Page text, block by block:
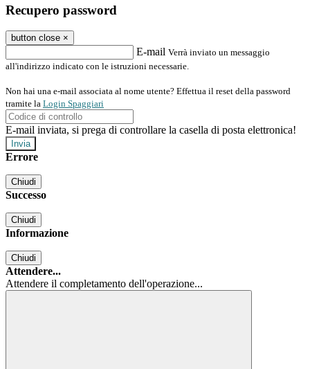
Recupero password
button close ×
E-mail Verrà inviato un messaggio
all'indirizzo indicato con le istruzioni necessarie.
Non hai una e-mail associata al nome utente? Effettua il reset della password
tramite la Login Spaggiari
E-mail inviata, si prega di controllare la casella di posta elettronica!
Errore
Chiudi
Successo
Chiudi
Informazione
Chiudi
Attendere...
Attendere il completamento dell'operazione...